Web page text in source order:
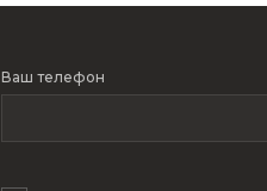
Ваш телефон